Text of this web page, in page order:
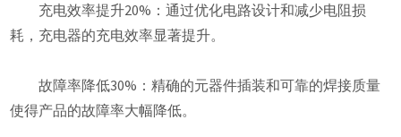
充电效率提升20%：通过优化电路设计和减少电阻损
耗，充电器的充电效率显著提升。
故障率降低30%：精确的元器件插装和可靠的焊接质量
使得产品的故障率大幅降低。